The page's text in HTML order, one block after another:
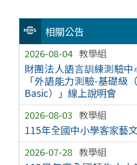
相關公告
2026-08-04 教學組
財團法人語言訓練測驗中
「外語能力測驗-基礎級
Basic）」線上說明會
2026-08-03 教學組
115年全國中小學客家藝
2026-07-28 教學組